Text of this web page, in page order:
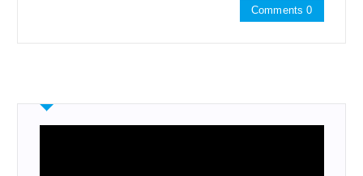
Comments 0